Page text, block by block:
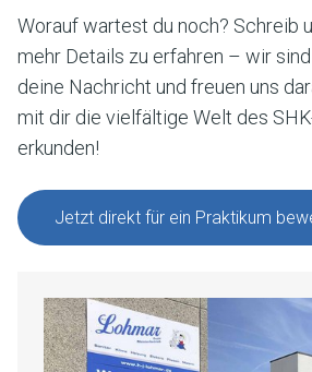
Worauf wartest du noch? Schreib
mehr Details zu erfahren – wir
deine Nachricht und freuen uns
mit dir die vielfältige Welt des
erkunden!
Jetzt direkt für ein Praktikum